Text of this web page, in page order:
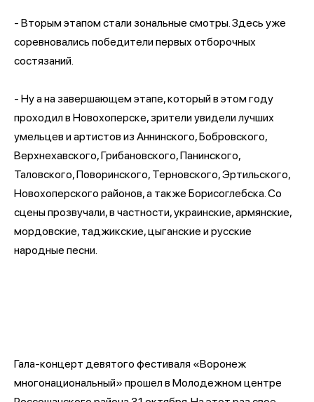
- Вторым этапом стали зональные смотры. Здесь уже
соревновались победители первых отборочных
состязаний.
- Ну а на завершающем этапе, который в этом году
проходил в Новохоперске, зрители увидели лучших
умельцев и артистов из Аннинского, Бобровского,
Верхнехавского, Грибановского, Панинского,
Таловского, Поворинского, Терновского, Эртильского,
Новохоперского районов, а также Борисоглебска. Со
сцены прозвучали, в частности, украинские, армянские,
мордовские, таджикские, цыганские и русские
народные песни.
Гала-концерт девятого фестиваля «Воронеж
многонациональный» прошел в Молодежном центре